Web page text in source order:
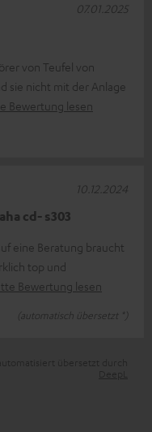
von Teufel von
sie nicht mit der Anlage
Bewertung lesen
07.01.2025
cd- s303
eine Beratung braucht
top und
Bewertung lesen
(automatisch übersetzt *)
10.12.2024